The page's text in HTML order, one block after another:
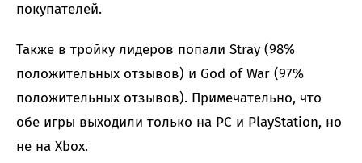
покупателей.
Также в тройку лидеров попали Stray (98%
положительных отзывов) и God of War (97%
положительных отзывов). Примечательно, что
обе игры выходили только на PC и PlayStation, но
не на Xbox.